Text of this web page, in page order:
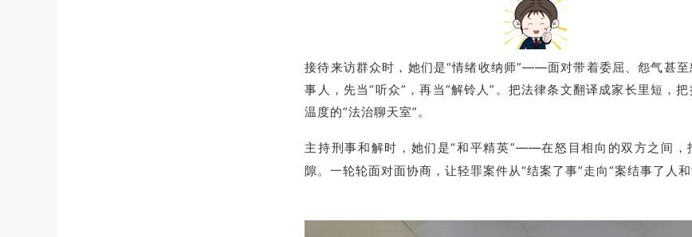
接待来访群众时，她们是“情绪收纳师”——面对带着委屈、怨气甚至
事人，先当“听众”，再当“解铃人”。把法律条文翻译成家长里短，
温度的“法治聊天室”。
主持刑事和解时，她们是“和平精英”——在怒目相向的双方之间，
隙。一轮轮面对面协商，让轻罪案件从“结案了事”走向“案结事了人和